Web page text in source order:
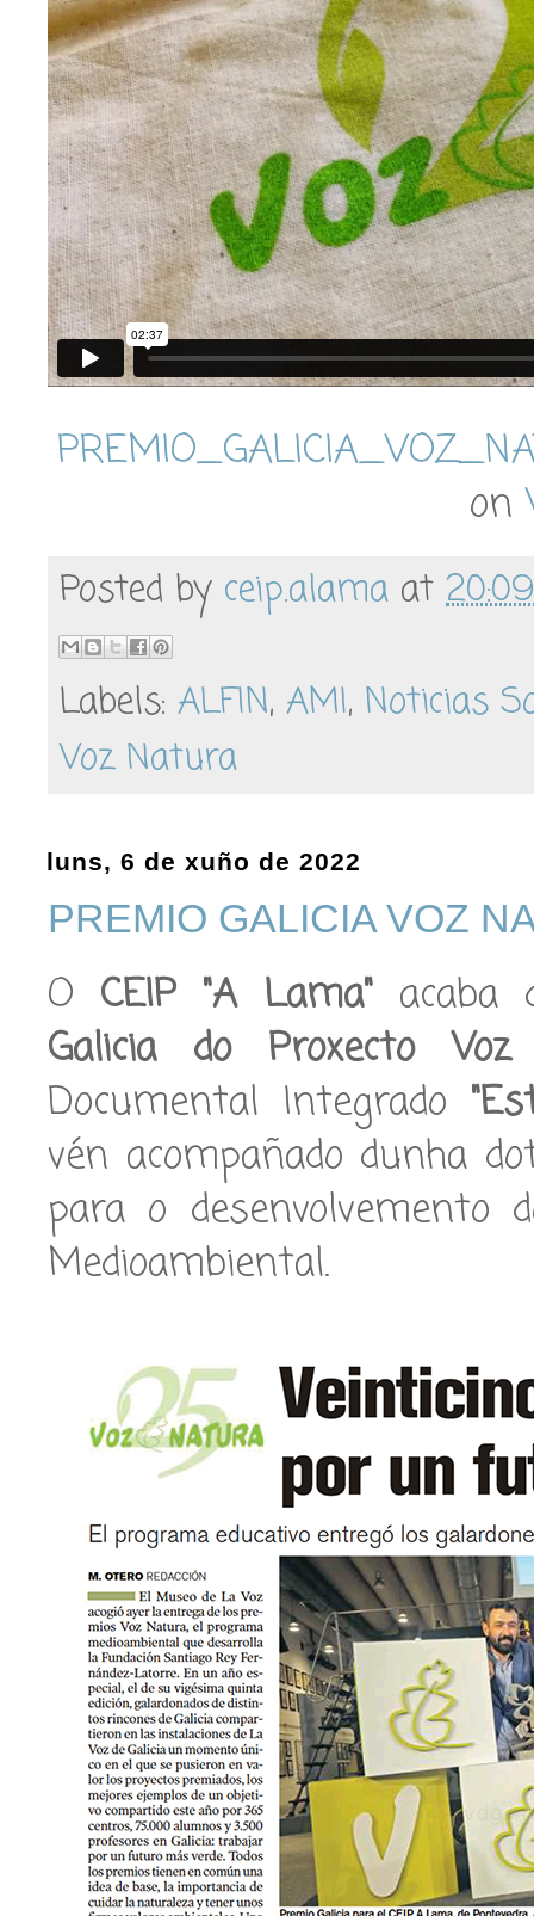
on
Posted by ceip.alama at 20:09
Labels: ALFIN, AMI, Noticias
Voz Natura
luns, 6 de xuño de 2022
PREMIO GALICIA VOZ
O CEIP "A Lama"acaba
Galicia do Proxecto
Documental Integrado
vén acompañado dunha
para o desenvolvemento
Medioambiental.